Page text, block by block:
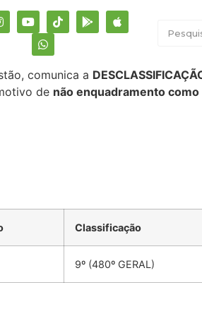
comunica a
de não enquadramento como
Classificação
9º (480º GERAL)